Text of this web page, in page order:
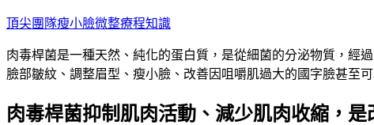
跳
主
要
容
頂尖團隊瘦小臉微整療程知識
肉毒桿菌是一種天然、純化的蛋白質，是從細菌的分泌物質，經
臉部皺紋、調整眉型、瘦小臉、改善因咀嚼肌過大的國字臉甚至
肉毒桿菌抑制肌肉活動、減少肌肉收縮，